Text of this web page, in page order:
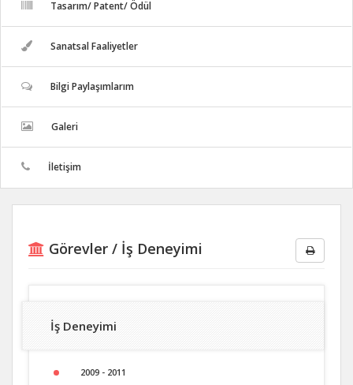
Tasarım/ Patent/ Ödül
Sanatsal Faaliyetler
Bilgi Paylaşımlarım
Galeri
İletişim
Görevler / İş Deneyimi
İş Deneyimi
2009 - 2011